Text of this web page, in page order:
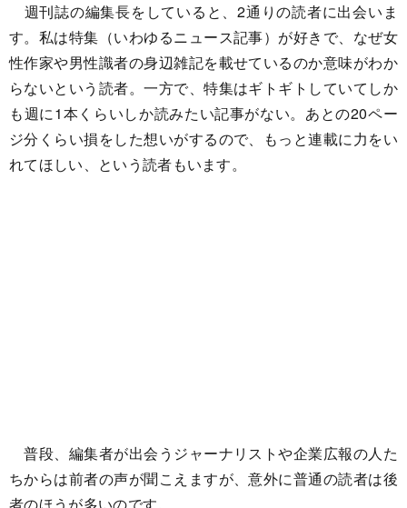
週刊誌の編集長をしていると、2通りの読者に出会いま
す。私は特集（いわゆるニュース記事）が好きで、なぜ女
性作家や男性識者の身辺雑記を載せているのか意味がわか
らないという読者。一方で、特集はギトギトしていてしか
も週に1本くらいしか読みたい記事がない。あとの20ペー
ジ分くらい損をした想いがするので、もっと連載に力をい
れてほしい、という読者もいます。
普段、編集者が出会うジャーナリストや企業広報の人た
ちからは前者の声が聞こえますが、意外に普通の読者は後